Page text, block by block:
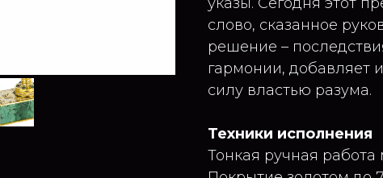
слово, сказанное
решение –
гармонии, добавляет
силу властью разума.
Техники исполнения
Тонкая ручная